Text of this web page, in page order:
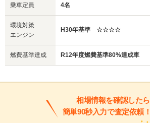
乗車定員 4名
環境対策
エンジン
H30年基準 ☆☆☆☆
燃費基準達成 R12年度燃費基準80%達成車
相場情報を確認したら
簡単90秒入力で査定依頼！